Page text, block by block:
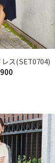
ス(SET0704)